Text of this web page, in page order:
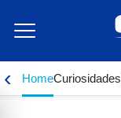
para
conteúdo
‹ HomeCuriosidades